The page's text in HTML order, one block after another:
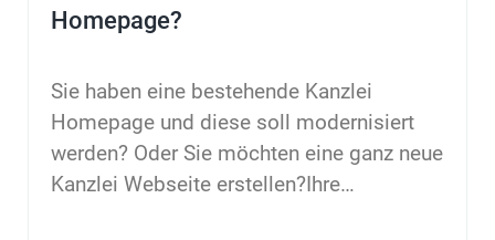
Homepage?
Sie haben eine bestehende Kanzlei
Homepage und diese soll modernisiert
werden? Oder Sie möchten eine ganz neue
Kanzlei Webseite erstellen?Ihre…